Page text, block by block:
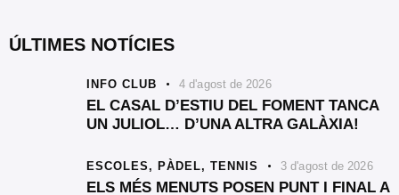
ÚLTIMES NOTÍCIES
INFO CLUB 4 d'agost de 2026
EL CASAL D’ESTIU DEL FOMENT TANCA
UN JULIOL… D’UNA ALTRA GALÀXIA!
ESCOLES, PÀDEL, TENNIS 3 d'agost de 2026
ELS MÉS MENUTS POSEN PUNT I FINAL A